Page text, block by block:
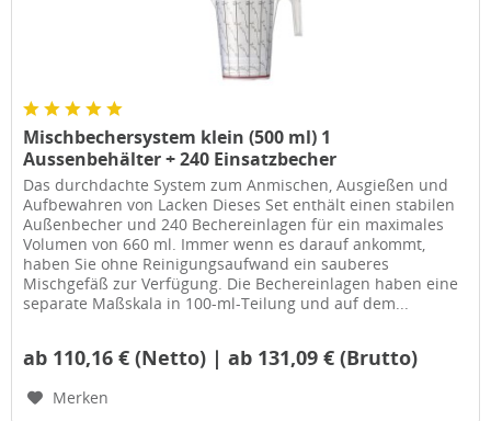
Mischbechersystem klein (500 ml) 1
Aussenbehälter + 240 Einsatzbecher
Das durchdachte System zum Anmischen, Ausgießen und
Aufbewahren von Lacken Dieses Set enthält einen stabilen
Außenbecher und 240 Bechereinlagen für ein maximales
Volumen von 660 ml. Immer wenn es darauf ankommt,
haben Sie ohne Reinigungsaufwand ein sauberes
Mischgefäß zur Verfügung. Die Bechereinlagen haben eine
separate Maßskala in 100-ml-Teilung und auf dem...
ab 110,16 € (Netto) | ab 131,09 € (Brutto)
Merken